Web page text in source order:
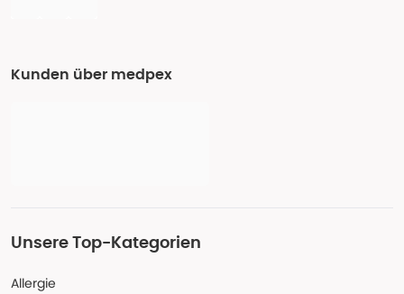
Kunden über medpex
Unsere Top-Kategorien
Allergie